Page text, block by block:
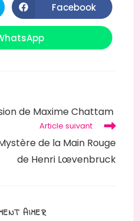
Ouvrir
dans
une
Facebook
Ouvrir
dans
de Maxime Chattam
Article suivant
de la Main Rouge
de Henri Lœvenbruck
AIMER